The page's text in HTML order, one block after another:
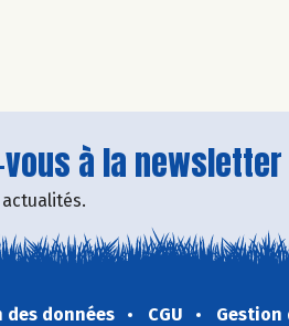
à la
données CGU Gestion